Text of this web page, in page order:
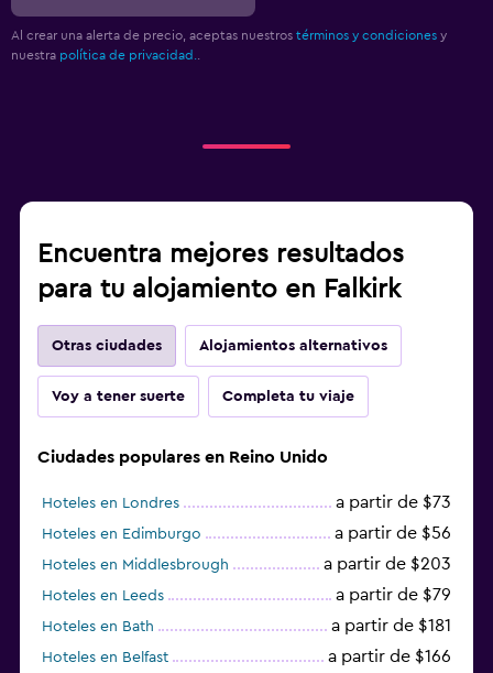
Al crear una alerta de precio, aceptas nuestros términos y condiciones y
nuestra política de privacidad.
Encuentra mejores resultados
para tu alojamiento en Falkirk
Otras ciudades Alojamientos alternativos
Voy a tener suerte Completa tu viaje
Ciudades populares en Reino Unido
Hoteles en Londres a partir de $73
Hoteles en Edimburgo a partir de $56
Hoteles en Middlesbrough a partir de $203
Hoteles en Leeds a partir de $79
Hoteles en Bath a partir de $181
Hoteles en Belfast a partir de $166